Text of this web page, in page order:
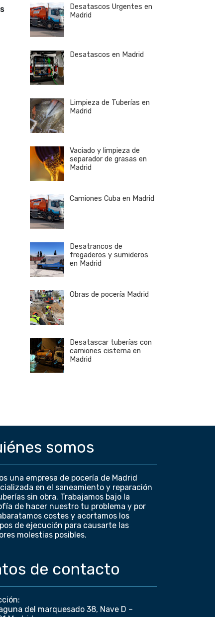
Desatascos Urgentes en
Madrid
Desatascos en Madrid
Limpieza de Tuberías en
Madrid
Vaciado y limpieza de
separador de grasas en
Madrid
Camiones Cuba en Madrid
Desatrancos de
fregaderos y sumideros
en Madrid
Obras de pocería Madrid
Desatascar tuberías con
camiones cisterna en
Madrid
somos
una empresa de pocería de Madrid
en el saneamiento y reparación
sin obra. Trabajamos bajo la
de hacer nuestro tu problema y por
costes y acortamos los
de ejecución para causarte las
molestias posibles.
de contacto
del marquesado 38, Nave D –